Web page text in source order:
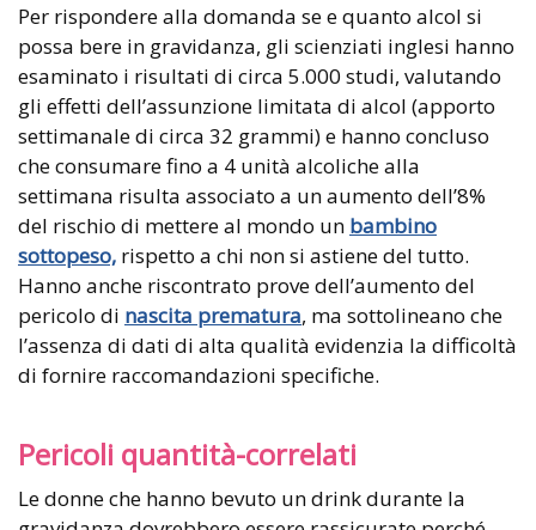
Per rispondere alla domanda se e quanto alcol si
possa bere in gravidanza, gli scienziati inglesi hanno
esaminato i risultati di circa 5.000 studi, valutando
gli effetti dell’assunzione limitata di alcol (apporto
settimanale di circa 32 grammi) e hanno concluso
che consumare fino a 4 unità alcoliche alla
settimana risulta associato a un aumento dell’8%
del rischio di mettere al mondo un bambino
sottopeso, rispetto a chi non si astiene del tutto.
Hanno anche riscontrato prove dell’aumento del
pericolo di nascita prematura, ma sottolineano che
l’assenza di dati di alta qualità evidenzia la difficoltà
di fornire raccomandazioni specifiche.
Pericoli quantità-correlati
Le donne che hanno bevuto un drink durante la